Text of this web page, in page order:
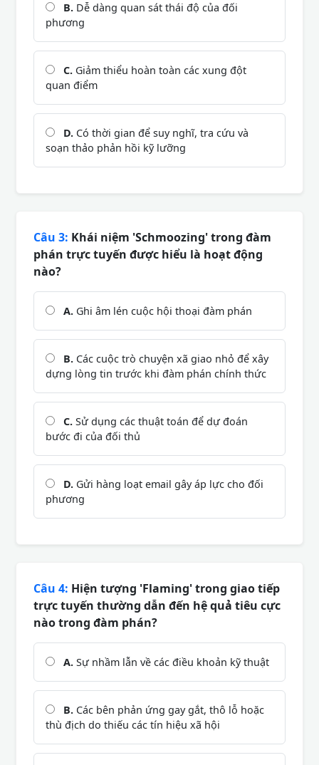
B. Dễ dàng quan sát thái độ của đối
phương
C. Giảm thiểu hoàn toàn các xung đột
quan điểm
D. Có thời gian để suy nghĩ, tra cứu và
soạn thảo phản hồi kỹ lưỡng
Câu 3: Khái niệm 'Schmoozing' trong đàm
phán trực tuyến được hiểu là hoạt động
nào?
A. Ghi âm lén cuộc hội thoại đàm phán
B. Các cuộc trò chuyện xã giao nhỏ để xây
dựng lòng tin trước khi đàm phán chính thức
C. Sử dụng các thuật toán để dự đoán
bước đi của đối thủ
D. Gửi hàng loạt email gây áp lực cho đối
phương
Câu 4: Hiện tượng 'Flaming' trong giao tiếp
trực tuyến thường dẫn đến hệ quả tiêu cực
nào trong đàm phán?
A. Sự nhầm lẫn về các điều khoản kỹ thuật
B. Các bên phản ứng gay gắt, thô lỗ hoặc
thù địch do thiếu các tín hiệu xã hội